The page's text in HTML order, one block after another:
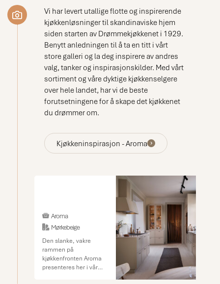
Vi har levert utallige flotte og inspirerende
kjøkkenløsninger til skandinaviske hjem
siden starten av Drømmekjøkkenet i 1929.
Benytt anledningen til å ta en titt i vårt
store galleri og la deg inspirere av andres
valg, tanker og inspirasjonskilder. Med vårt
sortiment og våre dyktige kjøkkenselgere
over hele landet, har vi de beste
forutsetningene for å skape det kjøkkenet
du drømmer om.
Kjøkkeninspirasjon - Aroma
Aroma
Mørkebeige
Den slanke, vakre
rammen på
kjøkkenfronten Aroma
presenteres her i vår